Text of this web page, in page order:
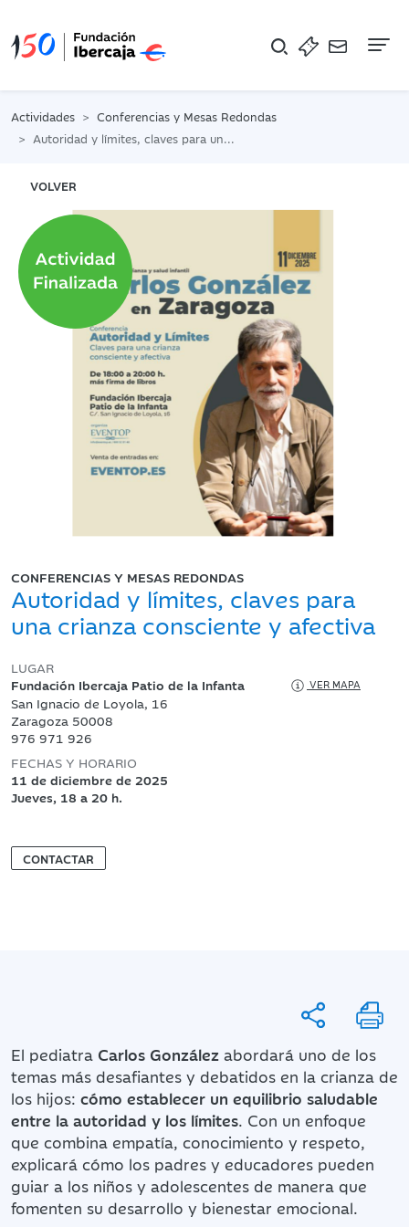
Actividades
Conferencias y Mesas Redondas
Autoridad y límites, claves para una crianza consciente y afectiva
VOLVER
CONFERENCIAS Y MESAS REDONDAS
Autoridad y límites, claves para
una crianza consciente y afectiva
LUGAR
Fundación Ibercaja Patio de la Infanta
VER MAPA
San Ignacio de Loyola, 16
Zaragoza 50008
976 971 926
FECHAS Y HORARIO
11 de diciembre de 2025
Jueves, 18 a 20 h.
CONTACTAR
El pediatra Carlos González abordará uno de los
temas más desafiantes y debatidos en la crianza de
los hijos: cómo establecer un equilibrio saludable
entre la autoridad y los límites. Con un enfoque
que combina empatía, conocimiento y respeto,
explicará cómo los padres y educadores pueden
guiar a los niños y adolescentes de manera que
fomenten su desarrollo y bienestar emocional.